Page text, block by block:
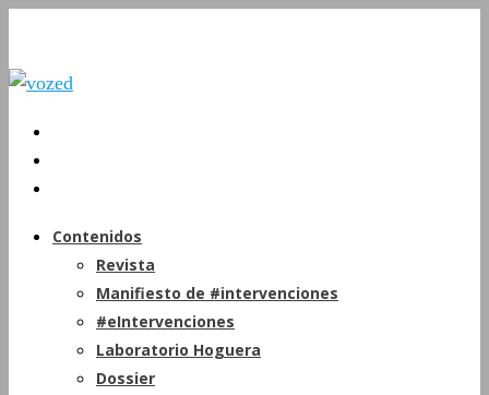
Contenidos
Revista
Manifiesto de #intervenciones
#eIntervenciones
Laboratorio Hoguera
Dossier